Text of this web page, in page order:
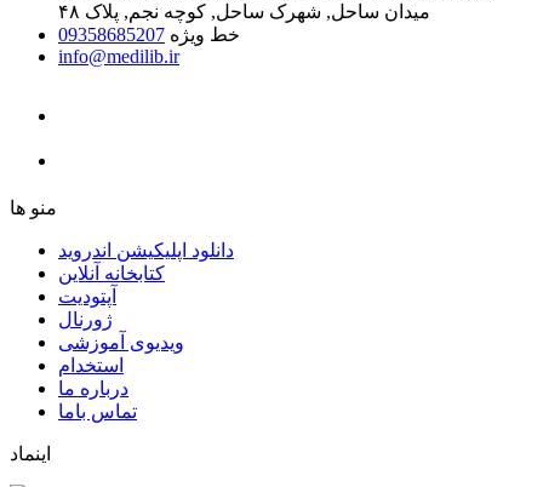
میدان ساحل, شهرک ساحل, کوچه نجم, پلاک ۴۸
خط ویژه 09358685207
info@medilib.ir
ﻣﻨﻮ ﻫﺎ
دانلود اپلیکیشن اندروید
ﮐﺘﺎﺑﺨﺎﻧﻪ ﺁﻧﻼﯾﻦ
ﺁﭘﺘﻮﺩﯾﺖ
ﮊﻭﺭﻧﺎﻝ
ویدیوی آموزشی
استخدام
درباره ما
ﺗﻤﺎﺱ ﺑﺎﻣﺎ
اینماد